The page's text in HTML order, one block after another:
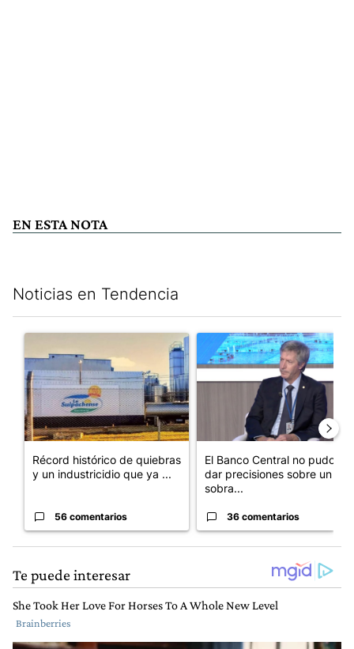
EN ESTA NOTA
Noticias en Tendencia
Un artículo de tendencia con el título "Récord histórico de
Récord histórico de quiebras
y un industricidio que ya ...
56 comentarios
Un artículo de tendencia
El Banco Central no pudo
dar precisiones sobre un
sobra...
36 comentarios